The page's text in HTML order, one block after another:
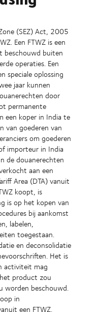
(SEZ) Act, 2005
Een FTWZ is een
beschouwd buiten
operaties. Een
speciale oplossing
jaar kunnen
door
permanente
een koper in India te
van goederen van
om goederen
importeur in India
de douanerechten
aan een
Area (DTA) vanuit
koopt, is
is op het kopen van
bij aankomst
labelen,
toegestaan.
en deconsolidatie
Het is
activiteit mag
product zou
worden beschouwd.
in
een FTWZ.